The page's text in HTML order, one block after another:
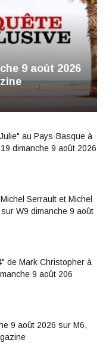
9 août 2026
au Pays-Basque à
dimanche 9 août 2026
Serrault et Michel
W9 dimanche 9 août
de Mark Christopher à
9 août 206
9 août 2026 sur M6,